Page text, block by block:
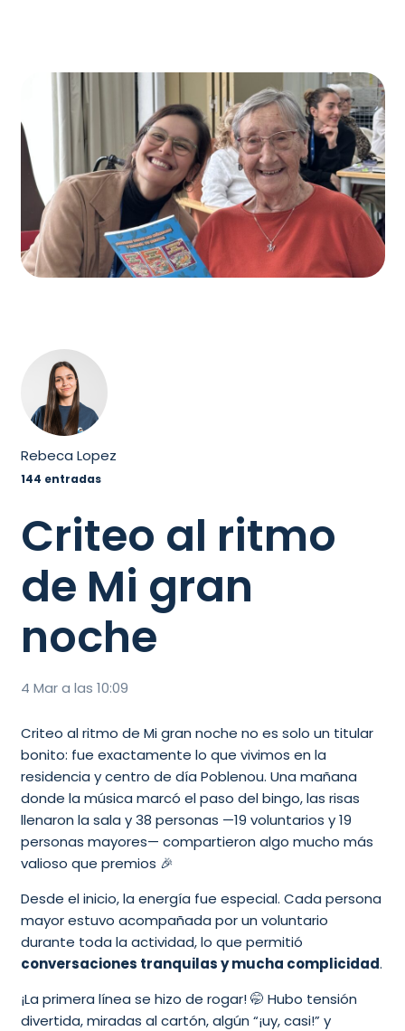
Rebeca Lopez
144 entradas
Criteo al ritmo
de Mi gran
noche
4 Mar a las 10:09
Criteo al ritmo de Mi gran noche no es solo un titular
bonito: fue exactamente lo que vivimos en la
residencia y centro de día Poblenou. Una mañana
donde la música marcó el paso del bingo, las risas
llenaron la sala y 38 personas —19 voluntarios y 19
personas mayores— compartieron algo mucho más
valioso que premios 🎉
Desde el inicio, la energía fue especial. Cada persona
mayor estuvo acompañada por un voluntario
durante toda la actividad, lo que permitió
conversaciones tranquilas y mucha complicidad.
¡La primera línea se hizo de rogar! 🤭 Hubo tensión
divertida, miradas al cartón, algún “¡uy, casi!” y